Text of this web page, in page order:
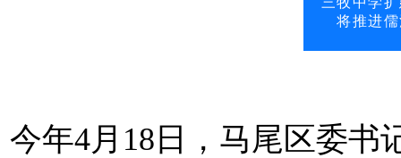
将推进
今年4月18日，马尾区委书